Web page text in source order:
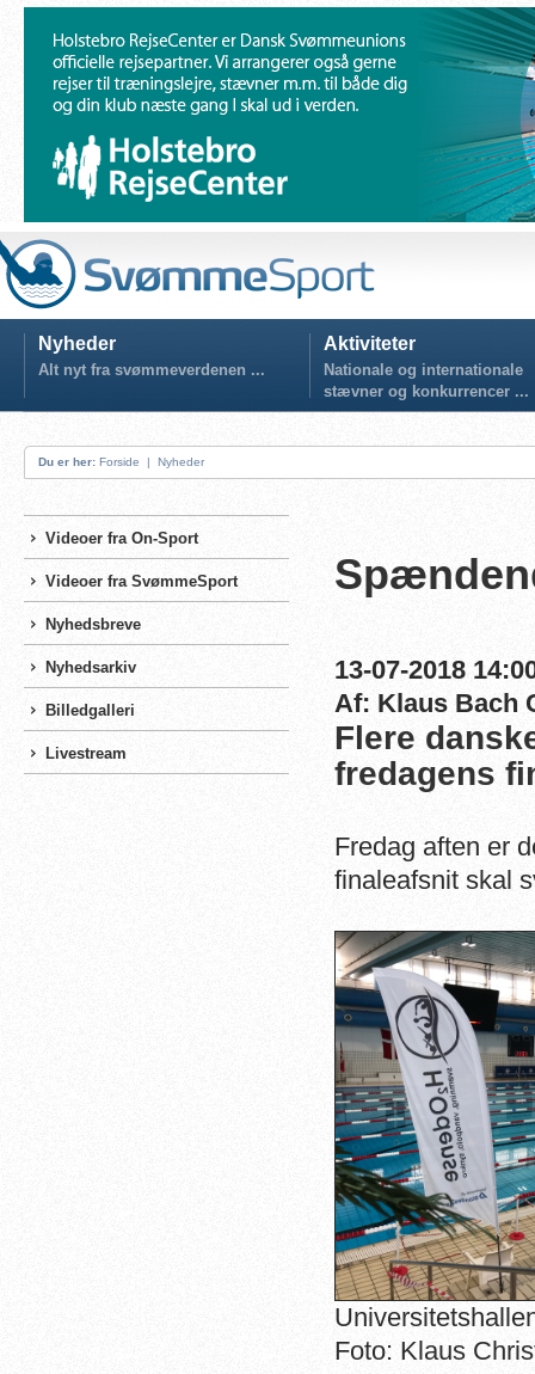
Nyheder
Alt nyt fra svømmeverdenen ...
Aktiviteter
Nationale og internationale
stævner og konkurrencer ...
Du er her: Forside | Nyheder
Videoer fra On-Sport
Videoer fra SvømmeSport
Nyhedsbreve
Nyhedsarkiv
Billedgalleri
Livestream
13-07-2018
Af: Klaus Bach
Flere
fredagens
Fredag aften er
finaleafsnit skal
Foto: Klaus